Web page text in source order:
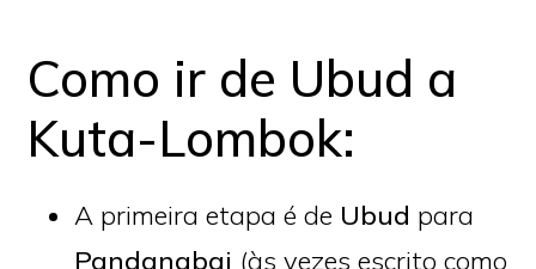
Como ir de Ubud a
Kuta-Lombok:
A primeira etapa é de Ubud para
Pandangbai (às vezes escrito como